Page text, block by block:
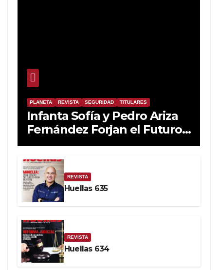
PLANETA REVISTA SEGURIDAD TITULARES
Infanta Sofía y Pedro Ariza
Fernández Forjan el Futuro
de la Soberanía Real
REVISTA
Huellas 635
REVISTA
Huellas 634